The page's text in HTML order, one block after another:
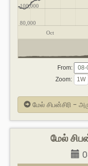
Oct
80,000
100,000
From:
Zoom:
மேல் சிபன்சிரி -
மேல்